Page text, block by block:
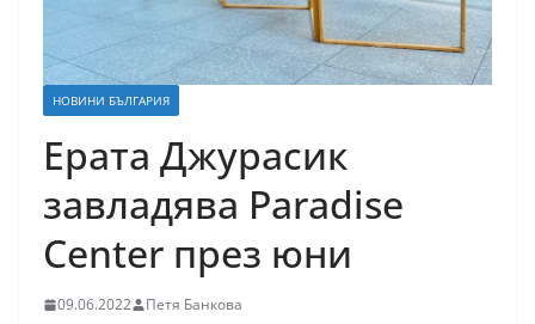
НОВИНИ БЪЛГАРИЯ
Ерата Джурасик
завладява Paradise
Center през юни
09.06.2022 Петя Банкова